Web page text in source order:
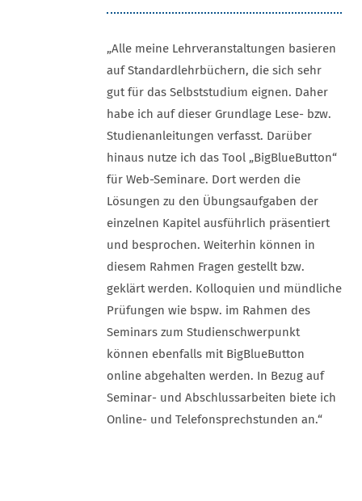
„Alle meine Lehrveranstaltungen basieren
auf Standardlehrbüchern, die sich sehr
gut für das Selbststudium eignen. Daher
habe ich auf dieser Grundlage Lese- bzw.
Studienanleitungen verfasst. Darüber
hinaus nutze ich das Tool „BigBlueButton“
für Web-Seminare. Dort werden die
Lösungen zu den Übungsaufgaben der
einzelnen Kapitel ausführlich präsentiert
und besprochen. Weiterhin können in
diesem Rahmen Fragen gestellt bzw.
geklärt werden. Kolloquien und mündliche
Prüfungen wie bspw. im Rahmen des
Seminars zum Studienschwerpunkt
können ebenfalls mit BigBlueButton
online abgehalten werden. In Bezug auf
Seminar- und Abschlussarbeiten biete ich
Online- und Telefonsprechstunden an.“